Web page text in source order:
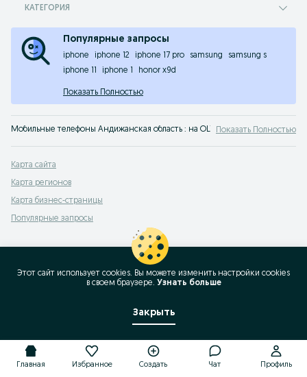
КАТЕГОРИЯ
Популярные запросы
iphone iphone 12 iphone 17 pro samsung
samsung s
iphone 11
iphone 1 honor x9d
Показать Полностью
Мобильные телефоны Андижанская область : на OLX.uz вы можете быстро
Показать Полностью
Карта сайта
Карта регионов
Карта бизнес-страницы
Популярные запросы
Главная Избранное Создать Чат Профиль
Этот сайт использует cookies. Вы можете изменить настройки cookies
в своeм браузере. Узнать больше
Закрыть